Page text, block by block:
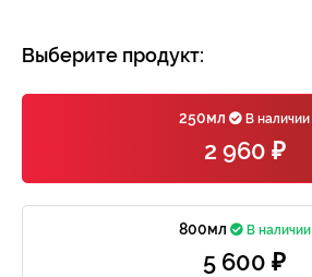
Выберите продукт:
250мл В наличии
2 960 ₽
800мл В наличии
5 600 ₽